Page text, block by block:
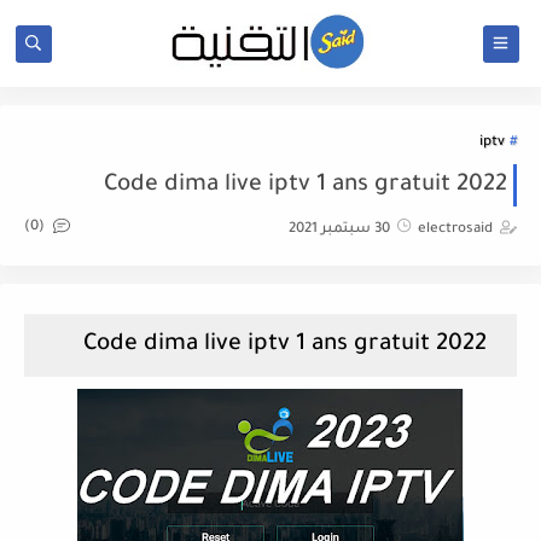
iptv
Code dima live iptv 1 ans gratuit 2022
electrosaid 30 سبتمبر 2021 (0)